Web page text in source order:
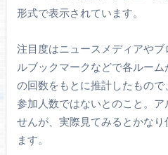
形式で表示されています。
注目度はニュースメディアやブ
ルブックマークなどで各ルー
の回数をもとに推計したもの
参加人数ではないとのこと。
せんが、実際見てみるとかな
ます。